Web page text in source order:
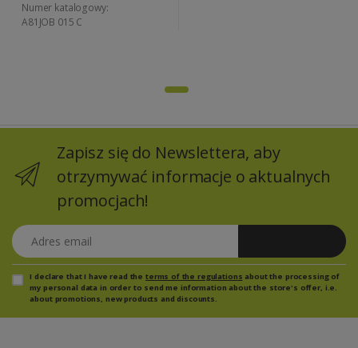
Numer katalogowy:
A81JOB 015 C
Zapisz się do Newslettera, aby
otrzymywać informacje o aktualnych
promocjach!
Adres email
I declare that I have read the terms of the regulations about the processing of
my personal data in order to send me information about the store's offer, i.e.
about promotions, new products and discounts.